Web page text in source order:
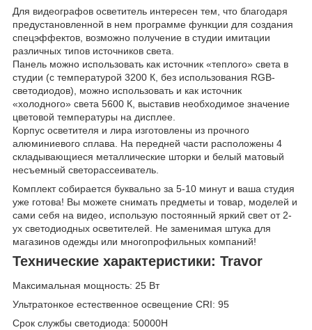
Для видеографов осветитель интересен тем, что благодаря
предустановленной в нем программе функции для создания
спецэффектов, возможно получение в студии имитации
различных типов источников света.
Панель можно использовать как источник «теплого» света в
студии (с температурой 3200 К, без использования RGB-
светодиодов), можно использовать и как источник
«холодного» света 5600 К, выставив необходимое значение
цветовой температуры на дисплее.
Корпус осветителя и лира изготовлены из прочного
алюминиевого сплава. На передней части расположены 4
складывающиеся металлические шторки и белый матовый
несъемный светорассеиватель.
Комплект собирается буквально за 5-10 минут и ваша студия
уже готова! Вы можете снимать предметы и товар, моделей и
сами себя на видео, использую постоянный яркий свет от 2-
ух светодиодных осветителей. Не заменимая штука для
магазинов одежды или многопрофильных компаний!
Технические характеристики: Travor
Максимальная мощность: 25 Вт
Ультратонкое естественное освещение CRI: 95
Срок службы светодиода: 50000H